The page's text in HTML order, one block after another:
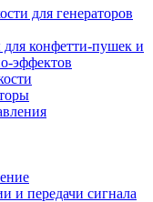
для генераторов
для конфетти-пушек и
эффектов
и передачи сигнала